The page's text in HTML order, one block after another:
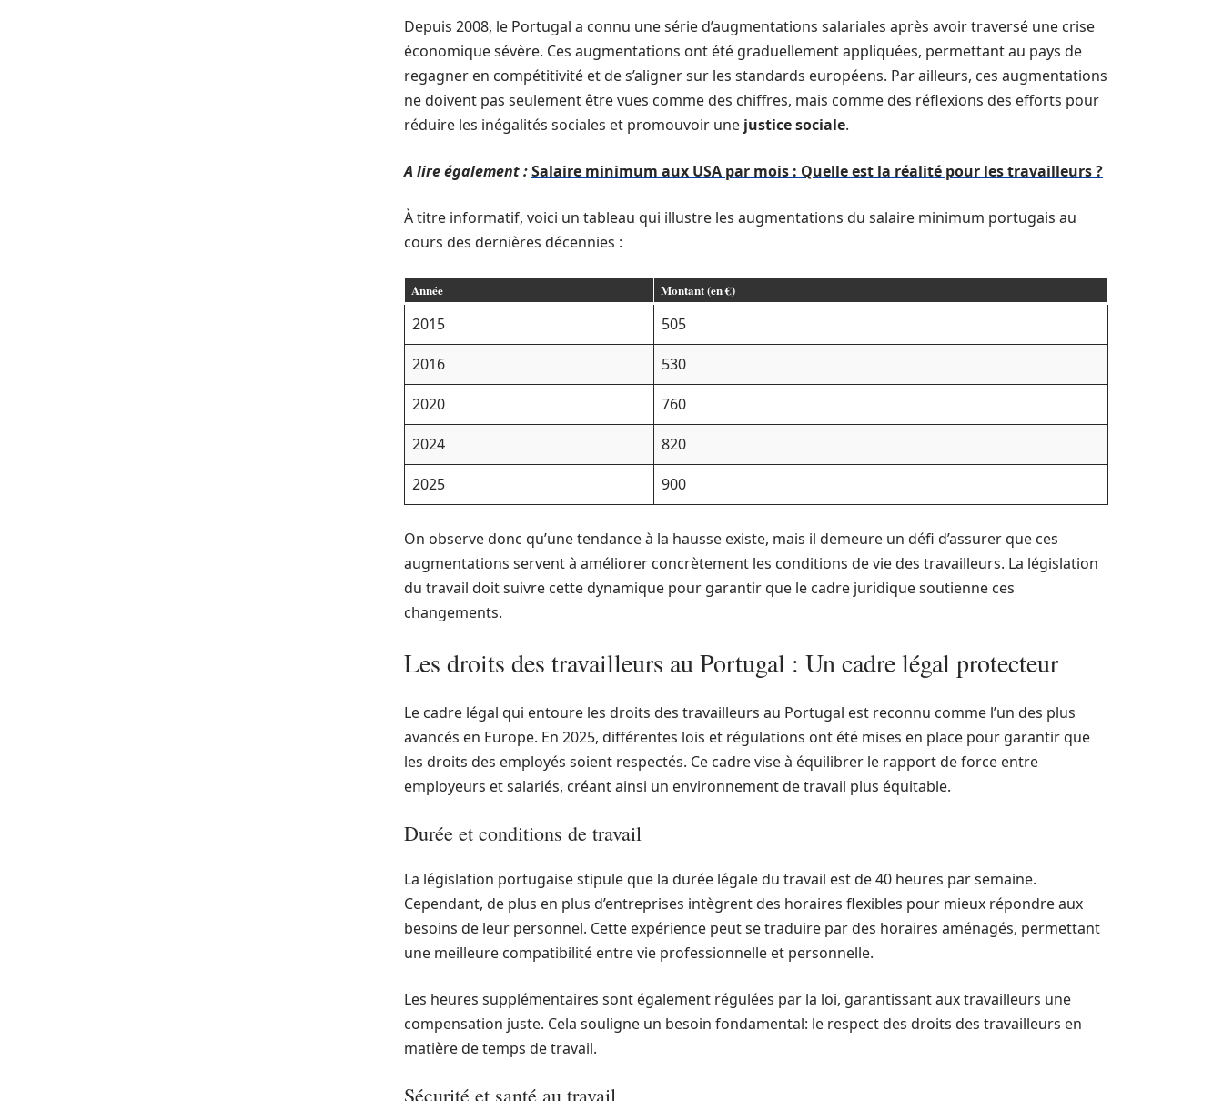
Depuis 2008, le Portugal a connu une série d’augmentations salariales après avoir traversé une crise
économique sévère. Ces augmentations ont été graduellement appliquées, permettant au pays de
regagner en compétitivité et de s’aligner sur les standards européens. Par ailleurs, ces augmentations
ne doivent pas seulement être vues comme des chiffres, mais comme des réflexions des efforts pour
réduire les inégalités sociales et promouvoir une justice sociale.
A lire également :Salaire minimum aux USA par mois : Quelle est la réalité pour les travailleurs ?
À titre informatif, voici un tableau qui illustre les augmentations du salaire minimum portugais au
cours des dernières décennies :
Année Montant (en €)
2015
505
2016
530
2020
760
2024
820
2025
900
On observe donc qu’une tendance à la hausse existe, mais il demeure un défi d’assurer que ces
augmentations servent à améliorer concrètement les conditions de vie des travailleurs. La législation
du travail doit suivre cette dynamique pour garantir que le cadre juridique soutienne ces
changements.
Les droits des travailleurs au Portugal : Un cadre légal protecteur
Le cadre légal qui entoure les droits des travailleurs au Portugal est reconnu comme l’un des plus
avancés en Europe. En 2025, différentes lois et régulations ont été mises en place pour garantir que
les droits des employés soient respectés. Ce cadre vise à équilibrer le rapport de force entre
employeurs et salariés, créant ainsi un environnement de travail plus équitable.
Durée et conditions de travail
La législation portugaise stipule que la durée légale du travail est de 40 heures par semaine.
Cependant, de plus en plus d’entreprises intègrent des horaires flexibles pour mieux répondre aux
besoins de leur personnel. Cette expérience peut se traduire par des horaires aménagés, permettant
une meilleure compatibilité entre vie professionnelle et personnelle.
Les heures supplémentaires sont également régulées par la loi, garantissant aux travailleurs une
compensation juste. Cela souligne un besoin fondamental: le respect des droits des travailleurs en
matière de temps de travail.
Sécurité et santé au travail